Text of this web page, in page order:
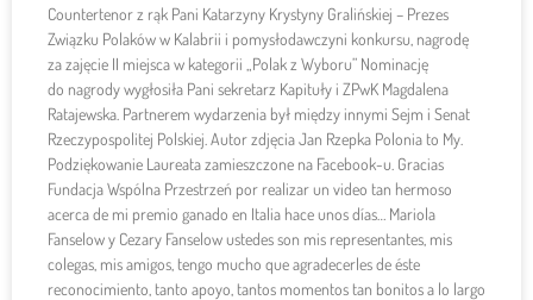
Countertenor z rąk Pani Katarzyny Krystyny Gralińskiej – Prezes
Związku Polaków w Kalabrii i pomysłodawczyni konkursu, nagrodę
za zajęcie II miejsca w kategorii „Polak z Wyboru” Nominację
do nagrody wygłosiła Pani sekretarz Kapituły i ZPwK Magdalena
Ratajewska. Partnerem wydarzenia był między innymi Sejm i Senat
Rzeczypospolitej Polskiej. Autor zdjęcia Jan Rzepka Polonia to My.
Podziękowanie Laureata zamieszczone na Facebook-u. Gracias
Fundacja Wspólna Przestrzeń por realizar un video tan hermoso
acerca de mi premio ganado en Italia hace unos días… Mariola
Fanselow y Cezary Fanselow ustedes son mis representantes, mis
colegas, mis amigos, tengo mucho que agradecerles de éste
reconocimiento, tanto apoyo, tantos momentos tan bonitos a lo largo